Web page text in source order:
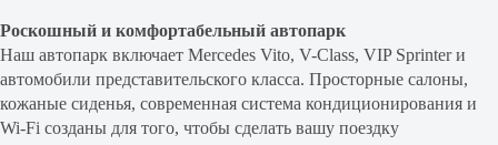
Роскошный и комфортабельный автопарк
Наш автопарк включает Mercedes Vito, V-Class, VIP Sprinter и
автомобили представительского класса. Просторные салоны,
кожаные сиденья, современная система кондиционирования и
Wi-Fi созданы для того, чтобы сделать вашу поездку